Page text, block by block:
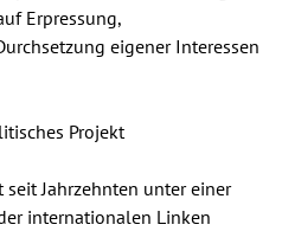
Erpressung,
eigener Interessen
Projekt
Jahrzehnten unter einer
internationalen Linken